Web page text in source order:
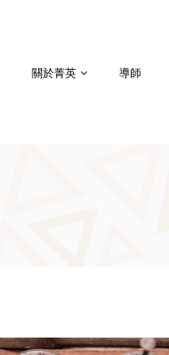
關於菁英 導師